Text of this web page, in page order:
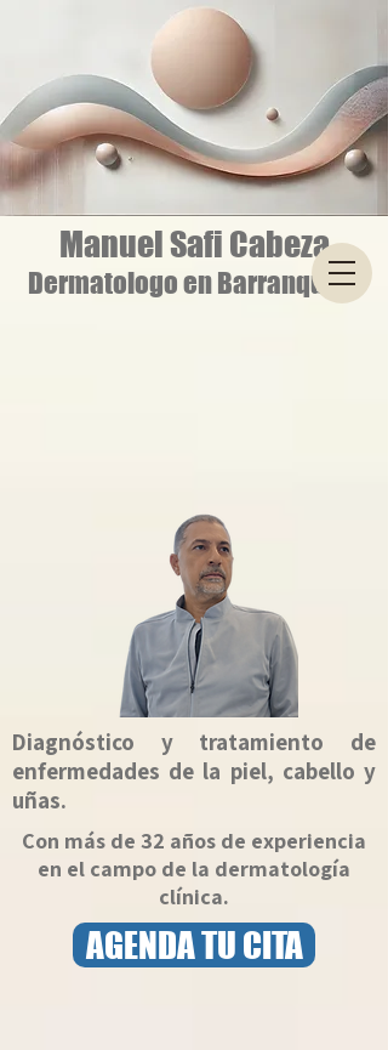
Manuel Safi Cabeza
Dermatologo en Barranquilla
Diagnóstico y tratamiento de
enfermedades de la piel, cabello y
uñas.
Con más de 32 años de experiencia
en el campo de la dermatología
clínica.
AGENDA TU CITA